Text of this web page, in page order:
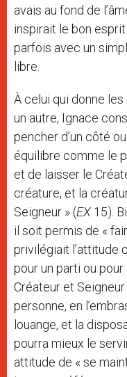
avais au fond de
inspirait le bon
parfois avec un
libre.
À celui qui donne les
un autre, Ignace
pencher d’un côté
équilibre comme le
et de laisser le
créature, et la
Seigneur » (EX 15).
il soit permis de «
privilégiait l’attitude
pour un parti ou pour
Créateur et
personne, en
louange, et la
pourra mieux le
attitude de « se